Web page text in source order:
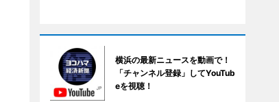
横浜の最新ニュースを動画で！
「チャンネル登録」してYouTub
eを視聴！